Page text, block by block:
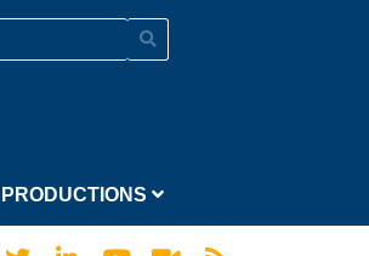
PRODUCTIONS